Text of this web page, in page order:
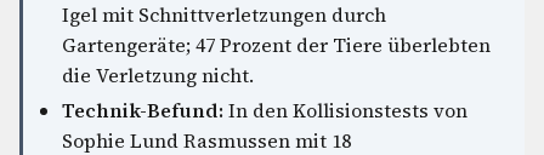
Igel mit Schnittverletzungen durch
Gartengeräte; 47 Prozent der Tiere überlebten
die Verletzung nicht.
Technik-Befund: In den Kollisionstests von
Sophie Lund Rasmussen mit 18